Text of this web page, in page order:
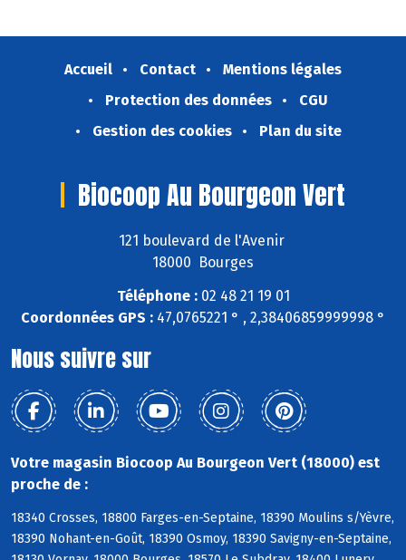
Accueil Contact
Mentions légales
Protection des données
CGU
Gestion des cookies
Plan du site
Biocoop Au Bourgeon Vert
121 boulevard de l'Avenir
18000 Bourges
Téléphone :02 48 21 19 01
Coordonnées GPS : 47,0765221 ° , 2,38406859999998 °
Nous suivre sur
Votre magasin Biocoop Au Bourgeon Vert (18000) est
proche de :
18340 Crosses, 18800 Farges-en-Septaine, 18390 Moulins s/Yèvre,
18390 Nohant-en-Goût, 18390 Osmoy, 18390 Savigny-en-Septaine,